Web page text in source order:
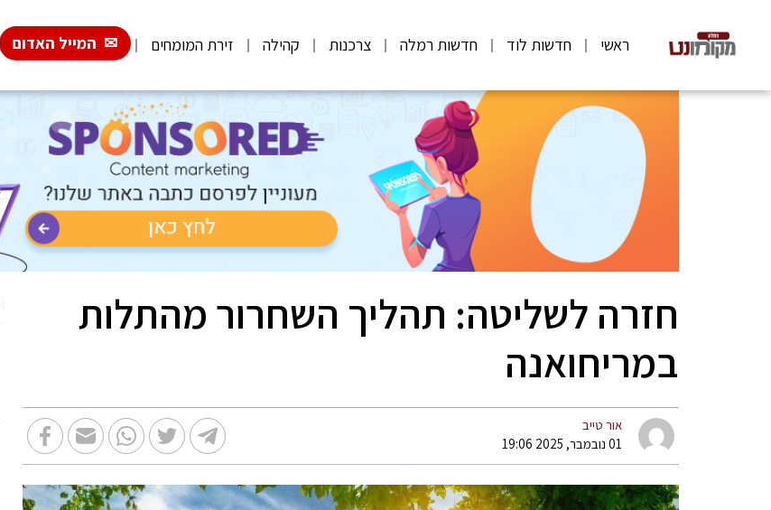
ראשי חדשות לוד חדשות רמלה צרכנות קהילה זירת המומחים המייל האדום
חזרה לשליטה: תהליך השחרור מהתלות
במריחואנה
אור טייב
01 נובמבר, 2025 19:06